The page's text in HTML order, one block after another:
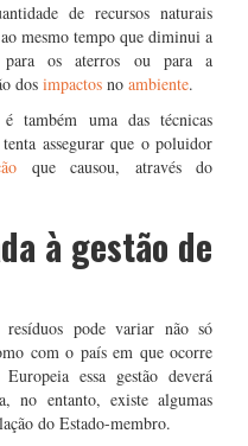
de recursos naturais
mesmo tempo que diminui a
para os aterros ou para a
dos impactos no ambiente.
também uma das técnicas
assegurar que o poluidor
que causou, através do
à gestão de
pode variar não só
com o país em que ocorre
essa gestão deverá
no entanto, existe algumas
do Estado-membro.